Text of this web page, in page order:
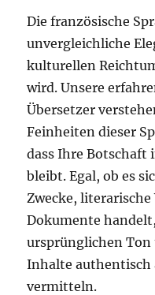
Die französische
unvergleichliche
kulturellen
wird. Unsere
Übersetzer
Feinheiten dieser
dass Ihre Botschaft
bleibt. Egal, ob es
Zwecke,
Dokumente
ursprünglichen Ton
Inhalte authentisch
vermitteln.